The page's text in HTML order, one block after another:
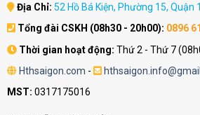
Địa Chỉ: 52 Hồ Bá Kiện, Phường 15, Quận
Tổng đài CSKH (08h30 - 20h00): 0896
Thời gian hoạt động: Thứ 2 - Thứ 7
Hthsaigon.com -
MST: 0317175016